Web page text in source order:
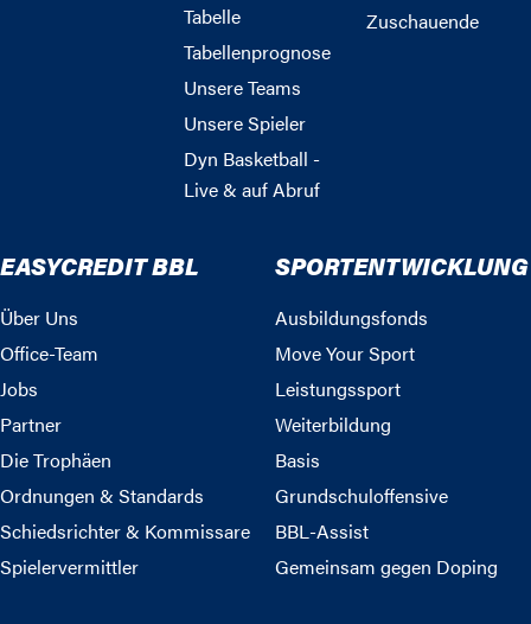
Tabelle
Tabellenprognose
Unsere Teams
Unsere Spieler
Dyn Basketball -
Live & auf Abruf
Zuschauende
EASYCREDIT BBL
Über Uns
Office-Team
Jobs
Partner
Die Trophäen
Ordnungen & Standards
Schiedsrichter & Kommissare
Spielervermittler
SPORTENTWICKLUNG
Ausbildungsfonds
Move Your Sport
Leistungssport
Weiterbildung
Basis
Grundschuloffensive
BBL-Assist
Gemeinsam gegen Doping